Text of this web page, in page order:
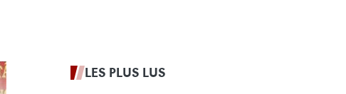
LES PLUS LUS